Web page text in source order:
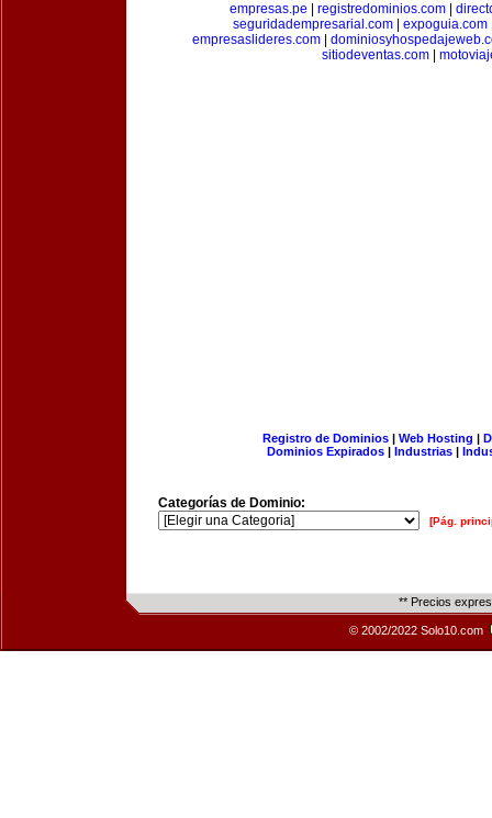
empresas.pe
registredominios.com
seguridadempresarial.com
expoguia.com
empresaslideres.com|
sitiodeventas.com
Registro de Dominios| Web Hosting |
Dominios Expirados | Industrias |
Categorías de Dominio:
[Pág.
** Precios
© 2002/2022 Solo10.com